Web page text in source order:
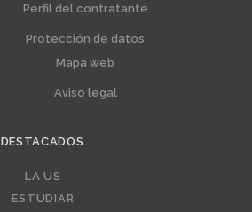
Perfil del contratante
Protección de datos
Mapa web
Aviso legal
DESTACADOS
LA US
ESTUDIAR